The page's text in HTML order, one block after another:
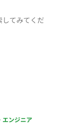
てみてくだ
エンジニア